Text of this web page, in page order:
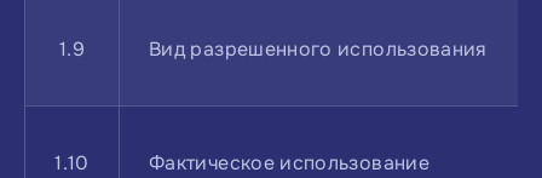
1.9 Вид разрешенного использования
1.10 Фактическое использование